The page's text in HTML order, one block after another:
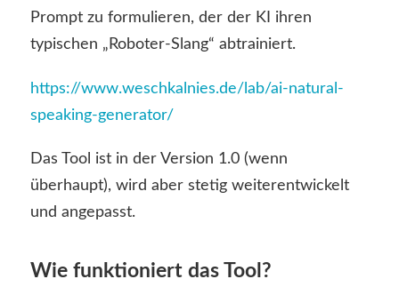
Prompt zu formulieren, der der KI ihren
typischen „Roboter-Slang“ abtrainiert.
https://www.weschkalnies.de/lab/ai-natural-
speaking-generator/
Das Tool ist in der Version 1.0 (wenn
überhaupt), wird aber stetig weiterentwickelt
und angepasst.
Wie funktioniert das Tool?